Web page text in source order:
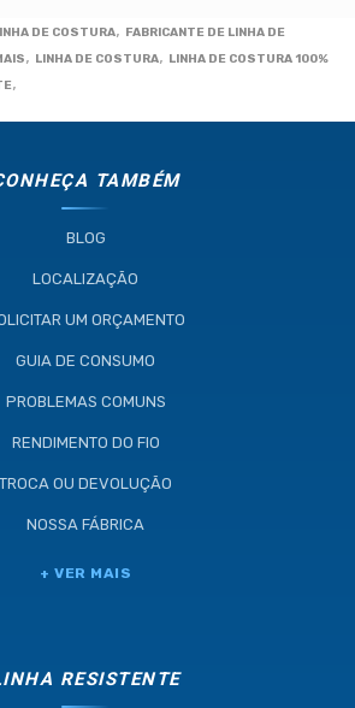
DE COSTURA, FABRICANTE DE LINHA DE
, LINHA DE COSTURA, LINHA DE COSTURA 100%
,
TAMBÉM
BLOG
LOCALIZAÇÃO
UM ORÇAMENTO
GUIA DE CONSUMO
PROBLEMAS COMUNS
RENDIMENTO DO FIO
TROCA OU DEVOLUÇÃO
NOSSA FÁBRICA
+ VER MAIS
RESISTENTE